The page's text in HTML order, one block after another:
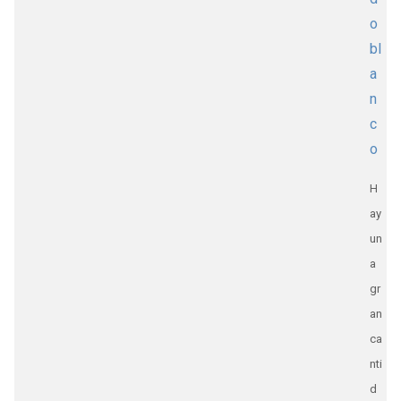
o
bl
a
n
c
o
H
ay
un
a
gr
an
ca
nti
d